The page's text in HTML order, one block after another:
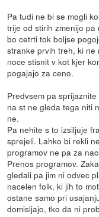
Pa tudi ne bi se mogli
trije od stirih zmenijo
bo cetrti tok boljse
stranke prvih treh, ki
noce stisnit v kot kjer
pogajajo za ceno.
Predvsem pa
na st ne gleda tega niti
ne.
Pa nehite s to izsiljuje
sprejeli. Lahko bi rekli
programov ne pa za
Prenos programov.
gledali pa jim ni odvec
nacelen folk, ki jih to
ostane samo pri
domisljajo, tko da ni